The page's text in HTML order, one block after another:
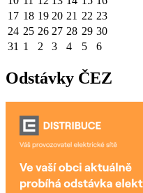
17 18 19 20 21 22 23
24 25 26 27 28 29 30
31 1 2 3 4 5 6
Odstávky ČEZ